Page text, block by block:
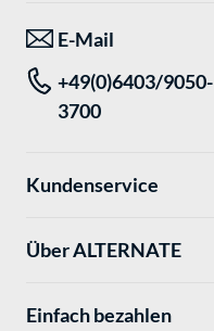
E-Mail
+49(0)6403/9050-
3700
Kundenservice
Über ALTERNATE
Einfach bezahlen